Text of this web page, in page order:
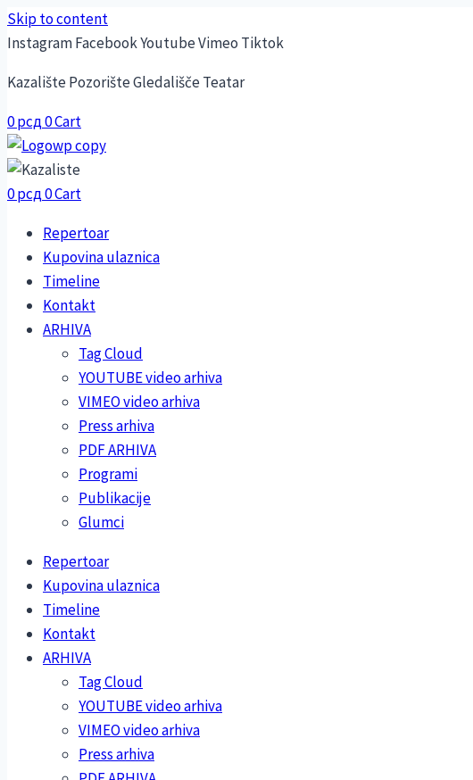
Skip to content
InstagramFacebookYoutubeVimeo Tiktok
Kazalište Pozorište Gledališče Teatar
0рсд0Cart
0рсд0Cart
Repertoar
Kupovina ulaznica
Timeline
Kontakt
ARHIVA
Tag Cloud
YOUTUBE video arhiva
VIMEO video arhiva
Press arhiva
PDF ARHIVA
Programi
Publikacije
Glumci
Repertoar
Kupovina ulaznica
Timeline
Kontakt
ARHIVA
Tag Cloud
YOUTUBE video arhiva
VIMEO video arhiva
Press arhiva